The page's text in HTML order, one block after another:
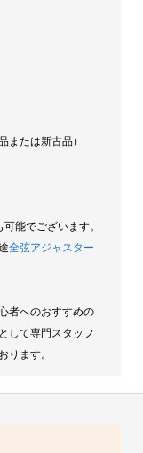
または新古品）
能でございます。
全弦アジャスター
者へのおすすめの
して専門スタッフ
ります。